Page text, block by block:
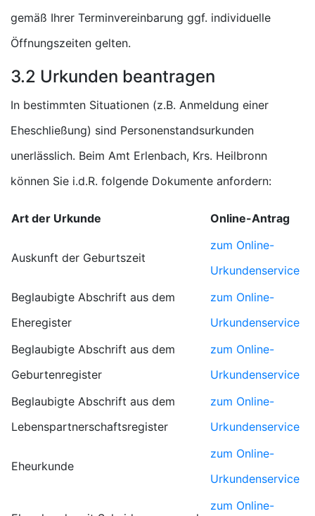
gemäß Ihrer Terminvereinbarung ggf. individuelle
Öffnungszeiten gelten.
3.2 Urkunden beantragen
In bestimmten Situationen (z.B. Anmeldung einer
Eheschließung) sind Personenstandsurkunden
unerlässlich. Beim Amt Erlenbach, Krs. Heilbronn
können Sie i.d.R. folgende Dokumente anfordern:
Art der Urkunde Online-Antrag
Auskunft der Geburtszeit
zum Online-
Urkundenservice
Beglaubigte Abschrift aus dem
Eheregister
zum Online-
Urkundenservice
Beglaubigte Abschrift aus dem
Geburtenregister
zum Online-
Urkundenservice
Beglaubigte Abschrift aus dem
Lebenspartnerschaftsregister
zum Online-
Urkundenservice
Eheurkunde
zum Online-
Urkundenservice
zum Online-